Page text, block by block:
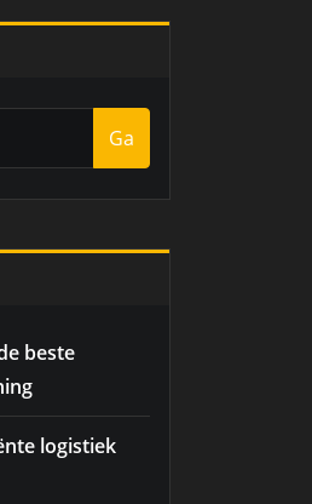
Ga
beste
logistiek